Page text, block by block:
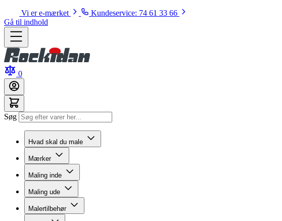
Vi er e-mærket
Kundeservice: 74 61 33 66
Gå til indhold
0
Søg
Hvad skal du male
Mærker
Maling inde
Maling ude
Malertilbehør